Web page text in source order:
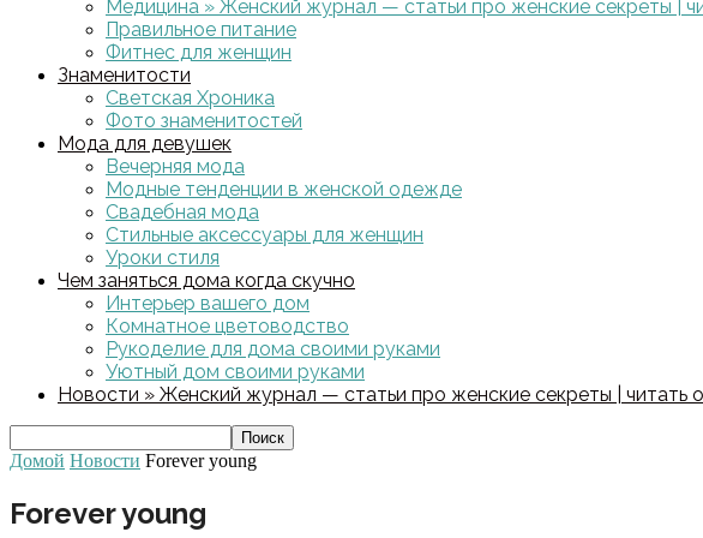
Медицина » Женский журнал — статьи про женские секреты |
Правильное питание
Фитнес для женщин
Знаменитости
Светская Хроника
Фото знаменитостей
Мода для девушек
Вечерняя мода
Модные тенденции в женской одежде
Свадебная мода
Стильные аксессуары для женщин
Уроки стиля
Чем заняться дома когда скучно
Интерьер вашего дом
Комнатное цветоводство
Рукоделие для дома своими руками
Уютный дом своими руками
Новости » Женский журнал — статьи про женские секреты | читать
Домой Новости Forever young
Forever young